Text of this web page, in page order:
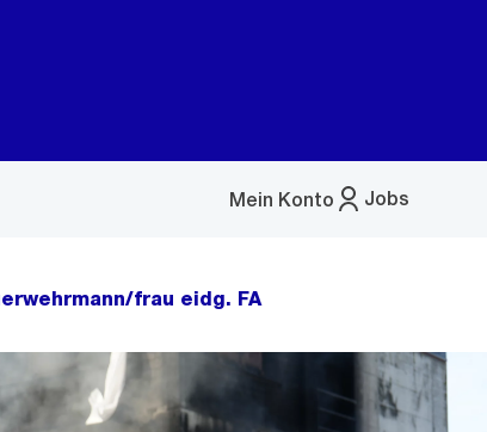
Jobs
Mein Konto
Menü
frau eidg. FA